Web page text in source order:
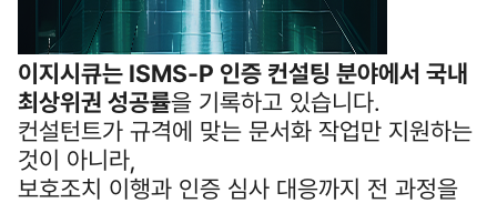
이지시큐는 ISMS‑P 인증 컨설팅 분야에서 국내
최상위권 성공률을 기록하고 있습니다.
컨설턴트가 규격에 맞는 문서화 작업만 지원하는
것이 아니라,
보호조치 이행과 인증 심사 대응까지 전 과정을